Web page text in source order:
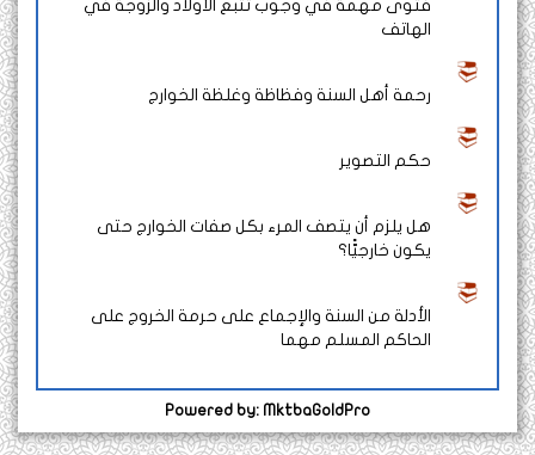
فتوى مهمة في وجوب تتبع الأولاد والزوجة في
الهاتف
رحمة أهل السنة وفظاظة وغلظة الخوارج
حكم التصوير
هل يلزم أن يتصف المرء بكل صفات الخوارج حتى
يكون خارجيًّا؟
الأدلة من السنة والإجماع على حرمة الخروج على
الحاكم المسلم مهما
Powered by: MktbaGoldPro